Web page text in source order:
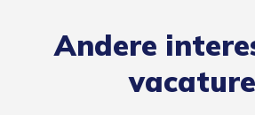
Andere